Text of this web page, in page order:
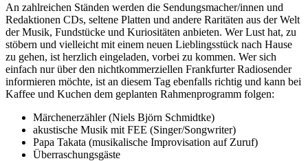
An zahlreichen Ständen werden die Sendungsmacher/innen und
Redaktionen CDs, seltene Platten und andere Raritäten aus der Welt
der Musik, Fundstücke und Kuriositäten anbieten. Wer Lust hat, zu
stöbern und vielleicht mit einem neuen Lieblingsstück nach Hause
zu gehen, ist herzlich eingeladen, vorbei zu kommen. Wer sich
einfach nur über den nichtkommerziellen Frankfurter Radiosender
informieren möchte, ist an diesem Tag ebenfalls richtig und kann bei
Kaffee und Kuchen dem geplanten Rahmenprogramm folgen:
Märchenerzähler (Niels Björn Schmidtke)
akustische Musik mit FEE (Singer/Songwriter)
Papa Takata (musikalische Improvisation auf Zuruf)
Überraschungsgäste